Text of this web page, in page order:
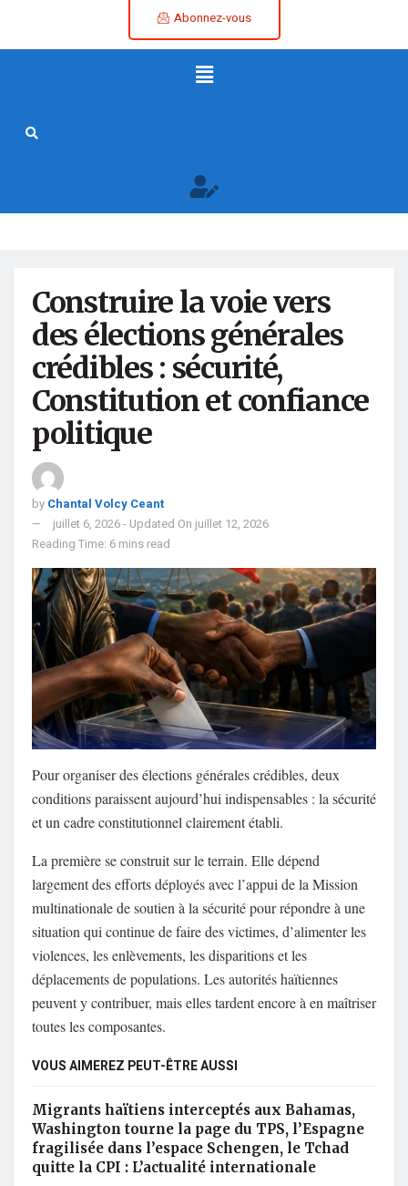
Abonnez-vous
Construire la voie vers
des élections générales
crédibles : sécurité,
Constitution et confiance
politique
by Chantal Volcy Ceant
juillet 6, 2026 - Updated On juillet 12, 2026
Reading Time: 6 mins read
Pour organiser des élections générales crédibles, deux
conditions paraissent aujourd’hui indispensables : la sécurité
et un cadre constitutionnel clairement établi.
La première se construit sur le terrain. Elle dépend
largement des efforts déployés avec l’appui de la Mission
multinationale de soutien à la sécurité pour répondre à une
situation qui continue de faire des victimes, d’alimenter les
violences, les enlèvements, les disparitions et les
déplacements de populations. Les autorités haïtiennes
peuvent y contribuer, mais elles tardent encore à en maîtriser
toutes les composantes.
VOUS AIMEREZ PEUT-ÊTRE AUSSI
Migrants haïtiens interceptés aux Bahamas,
Washington tourne la page du TPS, l’Espagne
fragilisée dans l’espace Schengen, le Tchad
quitte la CPI : L’actualité internationale